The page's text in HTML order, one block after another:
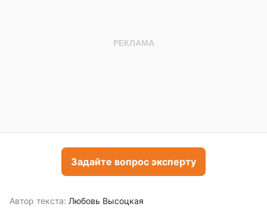
Задайте вопрос эксперту
Автор текста: Любовь Высоцкая